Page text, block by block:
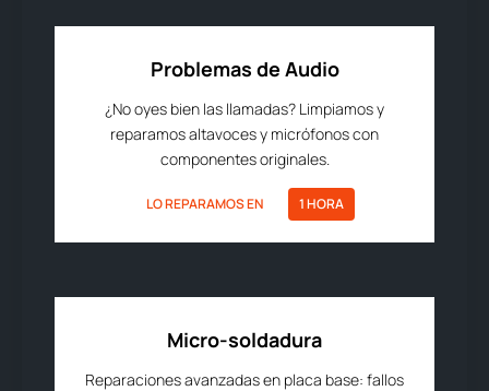
Problemas de Audio
¿No oyes bien las llamadas? Limpiamos y
reparamos altavoces y micrófonos con
componentes originales.
LO REPARAMOS EN 1 HORA
Micro-soldadura
Reparaciones avanzadas en placa base: fallos